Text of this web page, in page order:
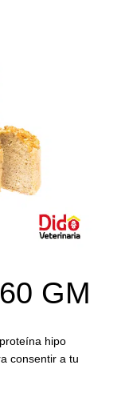
GM
hipo
consentir a tu